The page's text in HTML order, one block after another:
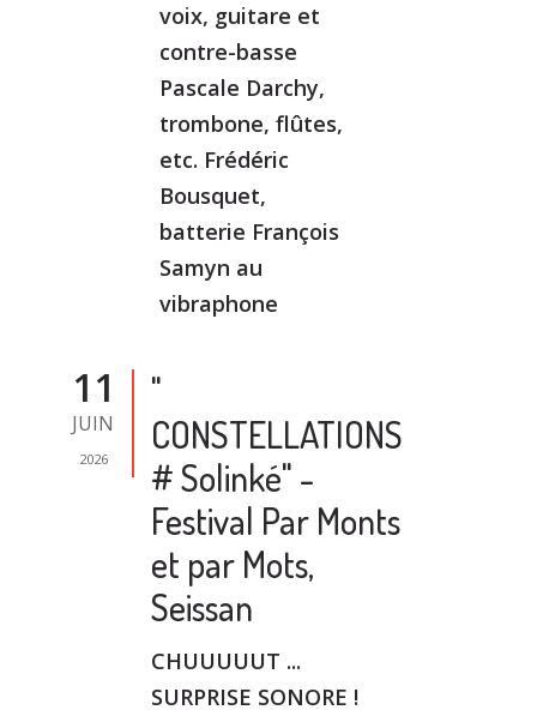
voix, guitare et
contre-basse
Pascale Darchy,
trombone, flûtes,
etc. Frédéric
Bousquet,
batterie François
Samyn au
vibraphone
11
JUIN
2026
"
CONSTELLATIONS
# Solinké" -
Festival Par Monts
et par Mots,
Seissan
CHUUUUUT ...
SURPRISE SONORE !